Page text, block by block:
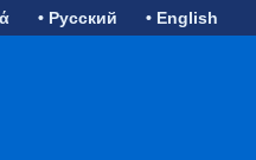
• Русский • English